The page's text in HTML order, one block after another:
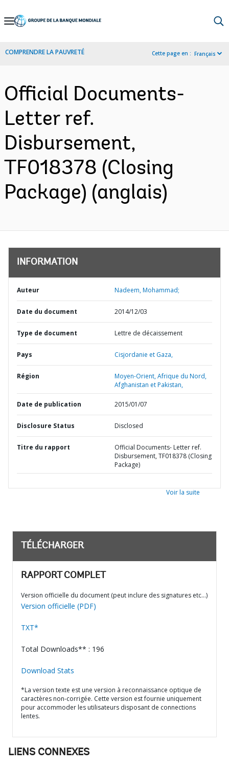
Skip
Navigation
COMPRENDRE LA PAUVRETÉ Cette page en : Français
Official Documents-
Letter ref.
Disbursement,
TF018378 (Closing
Package) (anglais)
INFORMATION
Auteur Nadeem, Mohammad;
Date du document 2014/12/03
Type de document Lettre de décaissement
Pays Cisjordanie et Gaza,
Région
Moyen-Orient, Afrique du Nord,
Afghanistan et Pakistan,
Date de publication 2015/01/07
Disclosure Status Disclosed
Titre du rapport
Official Documents- Letter ref.
Disbursement, TF018378 (Closing
Package)
Voir la suite
TÉLÉCHARGER
RAPPORT COMPLET
Version officielle du document (peut inclure des signatures etc…)
Version officielle (PDF)
TXT*
Total Downloads** : 196
Download Stats
*La version texte est une version à reconnaissance optique de
caractères non-corrigée. Cette version est fournie uniquement
pour accommoder les utilisateurs disposant de connections
lentes.
LIENS CONNEXES